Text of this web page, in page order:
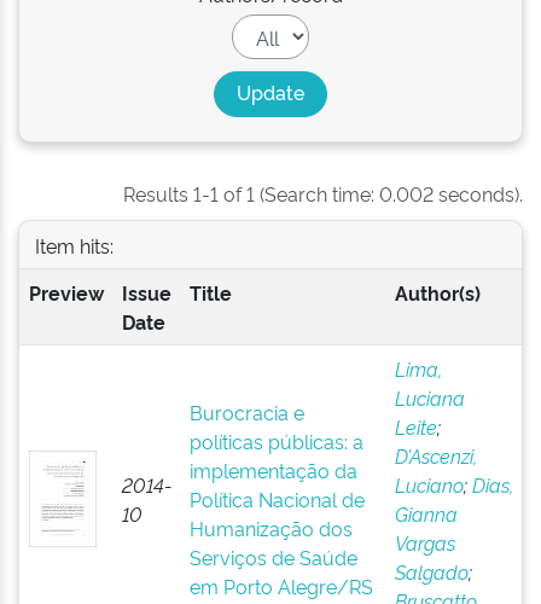
Results 1-1 of 1 (Search time: 0.002 seconds).
Item hits:
Preview
Issue
Date
Title Author(s)
2014-
10
Burocracia e
políticas públicas: a
implementação da
Política Nacional de
Humanização dos
Serviços de Saúde
em Porto Alegre/RS
Lima,
Luciana
Leite;
D’Ascenzi,
Luciano;Dias,
Gianna
Vargas
Salgado;